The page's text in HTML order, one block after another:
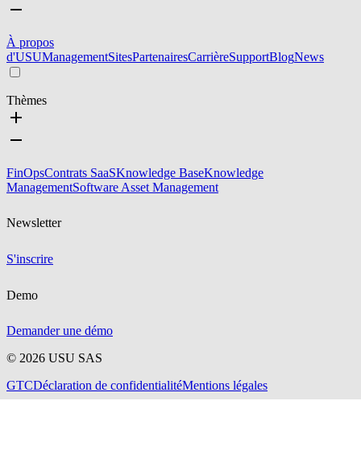
À propos
d'USUManagementSitesPartenairesCarrièreSupportBlogNews
Thèmes
FinOpsContrats SaaSKnowledge BaseKnowledge
ManagementSoftware Asset Management
Newsletter
S'inscrire
Demo
Demander une démo
© 2026 USU SAS
GTCDéclaration de confidentialitéMentions légales